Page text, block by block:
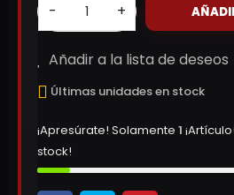
- +
Añadir a la lista de deseos
Últimas unidades en stock
¡Apresúrate! Solamente 1
stock!